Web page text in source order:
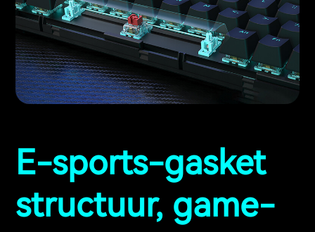
E-sports-gasket
structuur, game-